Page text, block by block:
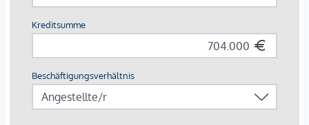
Eine Immobilie, die nicht nur Raum bietet, sondern
Lebensqualität schafft – ideal für Familien, die naturnah und
mit allen Annehmlichkeiten wohnen möchten!
Wir freuen uns, Ihnen dieses Wohnparadies im Zuge einer
Besichtigung präsentieren zu dürfen!